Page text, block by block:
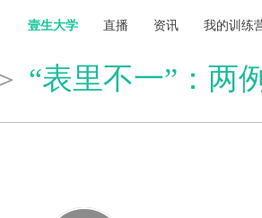
壹生大学 直播 资讯 我的训练
“表里不一”：两